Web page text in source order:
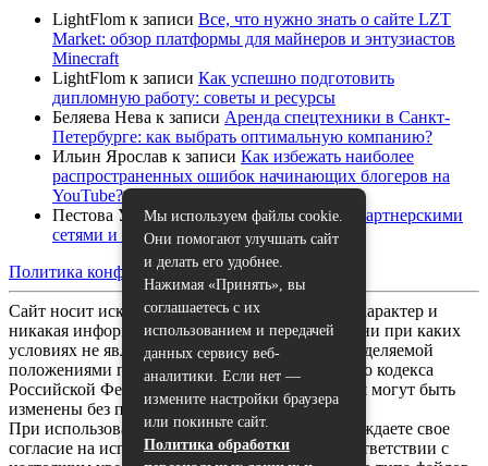
LightFlom к записи Все, что нужно знать о сайте LZT
Market: обзор платформы для майнеров и энтузиастов
Minecraft
LightFlom к записи Как успешно подготовить
дипломную работу: советы и ресурсы
Беляева Нева к записи Аренда спецтехники в Санкт-
Петербурге: как выбрать оптимальную компанию?
Ильин Ярослав к записи Как избежать наиболее
распространенных ошибок начинающих блогеров на
YouTube?
Пестова Устина к записиКак работать с партнерскими
сетями и спонсорами на YouTube
Политика конфиденциальности|Карта сайта
Сайт носит исключительно информационный характер и
никакая информация, опубликованная на нём, ни при каких
условиях не является публичной офертой, определяемой
положениями пункта 2 статьи 437 Гражданского кодекса
Российской Федерации. Все указанные условия могут быть
изменены без предварительного уведомления.
При использовании данного сайта, вы подтверждаете свое
согласие на использование файлов cookie в соответствии с
Мы используем файлы cookie.
Они помогают улучшать сайт
и делать его удобнее.
Нажимая «Принять», вы
соглашаетесь с их
использованием и передачей
данных сервису веб-
аналитики. Если нет —
измените настройки браузера
или покиньте сайт.
Политика обработки